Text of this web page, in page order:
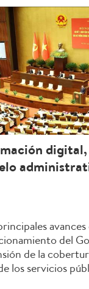
instituye el 15 de
el Día del
del
de la
los servicios